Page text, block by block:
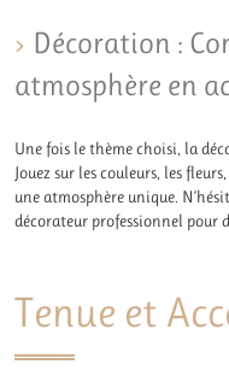
Décoration :
atmosphère en
Une fois le thème choisi, la
Jouez sur les couleurs, les
une atmosphère unique.
décorateur professionnel pour
Tenue et